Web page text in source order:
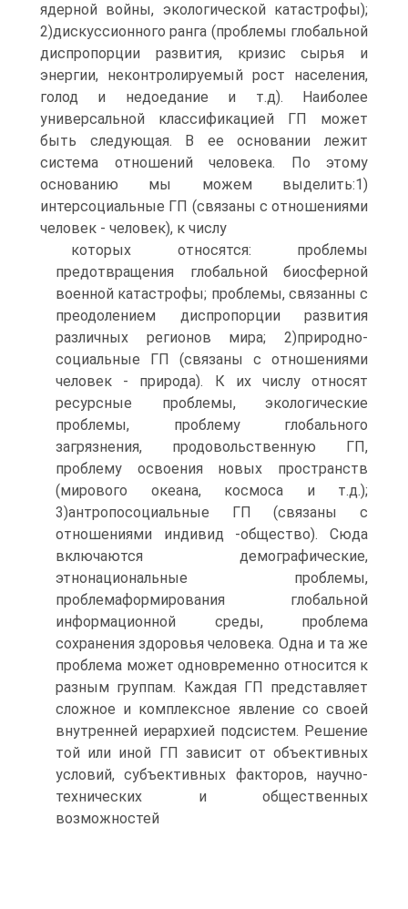
ядерной войны, экологической катастрофы);
2)дискуссионного ранга (проблемы глобальной
диспропорции развития, кризис сырья и
энергии, неконтролируемый рост населения,
голод и недоедание и т.д). Наиболее
универсальной классификацией ГП может
быть следующая. В ее основании лежит
система отношений человека. По этому
основанию мы можем выделить:1)
интерсоциальные ГП (связаны с отношениями
человек - человек), к числу
которых относятся: проблемы
предотвращения глобальной биосферной
военной катастрофы; проблемы, связанны с
преодолением диспропорции развития
различных регионов мира; 2)природно-
социальные ГП (связаны с отношениями
человек - природа). К их числу относят
ресурсные проблемы, экологические
проблемы, проблему глобального
загрязнения, продовольственную ГП,
проблему освоения новых пространств
(мирового океана, космоса и т.д.);
3)антропосоциальные ГП (связаны с
отношениями индивид -общество). Сюда
включаются демографические,
этнонациональные проблемы,
проблемаформирования глобальной
информационной среды, проблема
сохранения здоровья человека. Одна и та же
проблема может одновременно относится к
разным группам. Каждая ГП представляет
сложное и комплексное явление со своей
внутренней иерархией подсистем. Решение
той или иной ГП зависит от объективных
условий, субъективных факторов, научно-
технических и общественных
возможностей